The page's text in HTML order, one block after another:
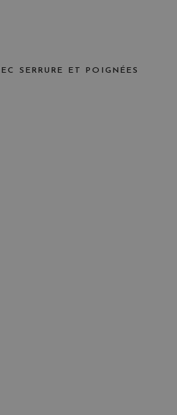
SERRURE ET POIGNÉES